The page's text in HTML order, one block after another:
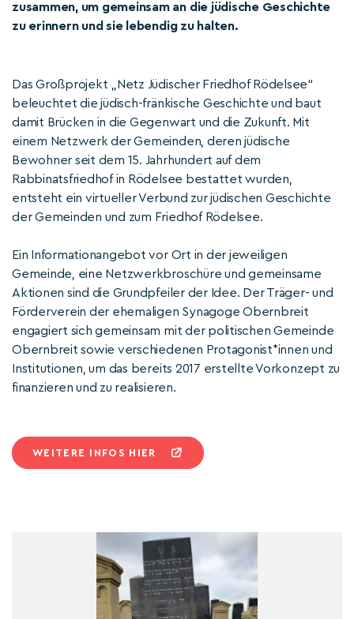
zusammen, um gemeinsam an die jüdische Geschichte
zu erinnern und sie lebendig zu halten.
Das Großprojekt „Netz Jüdischer Friedhof Rödelsee“
beleuchtet die jüdisch-fränkische Geschichte und baut
damit Brücken in die Gegenwart und die Zukunft. Mit
einem Netzwerk der Gemeinden, deren jüdische
Bewohner seit dem 15. Jahrhundert auf dem
Rabbinatsfriedhof in Rödelsee bestattet wurden,
entsteht ein virtueller Verbund zur jüdischen Geschichte
der Gemeinden und zum Friedhof Rödelsee.
Ein Informationangebot vor Ort in der jeweiligen
Gemeinde, eine Netzwerkbroschüre und gemeinsame
Aktionen sind die Grundpfeiler der Idee. Der Träger- und
Förderverein der ehemaligen Synagoge Obernbreit
engagiert sich gemeinsam mit der politischen Gemeinde
Obernbreit sowie verschiedenen Protagonist*innen und
Institutionen, um das bereits 2017 erstellte Vorkonzept zu
finanzieren und zu realisieren.
WEITERE INFOS HIER